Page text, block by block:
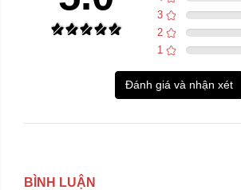
3
2
1
Đánh giá và nhận xét
BÌNH LUẬN